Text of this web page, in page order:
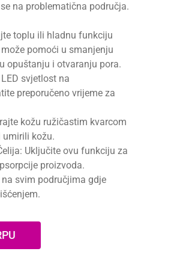
na problematična područja.
toplu ili hladnu funkciju
pomoći u smanjenju
opuštanju i otvaranju pora.
svjetlost na
preporučeno vrijeme za
kožu ružičastim kvarcom
umirili kožu.
Uključite ovu funkciju za
proizvoda.
svim područjima gdje